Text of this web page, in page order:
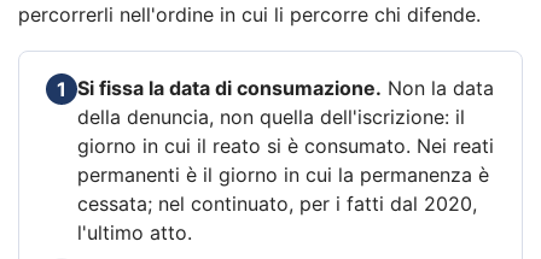
percorrerli nell'ordine in cui li percorre chi difende.
1 Si fissa la data di consumazione. Non la data
della denuncia, non quella dell'iscrizione: il
giorno in cui il reato si è consumato. Nei reati
permanenti è il giorno in cui la permanenza è
cessata; nel continuato, per i fatti dal 2020,
l'ultimo atto.